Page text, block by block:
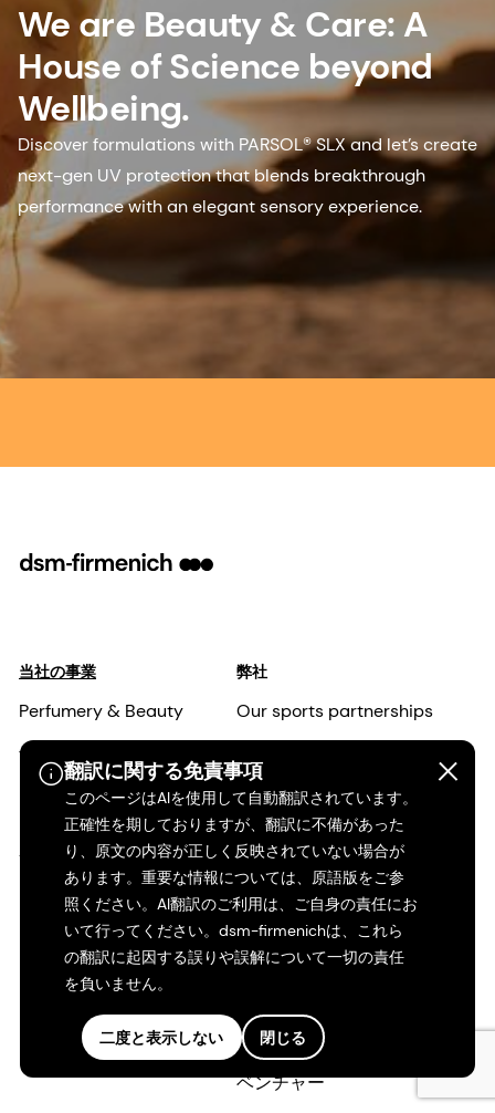
We are Beauty & Care: A
House of Science beyond
Wellbeing.
Discover formulations with PARSOL® SLX and let’s create
next-gen UV protection that blends breakthrough
performance with an elegant sensory experience.
翻訳に関する免責事項
このページはAIを使用して自動翻訳されています。
正確性を期しておりますが、翻訳に不備があった
り、原文の内容が正しく反映されていない場合が
あります。重要な情報については、原語版をご参
照ください。AI翻訳のご利用は、ご自身の責任にお
いて行ってください。dsm-firmenichは、これら
の翻訳に起因する誤りや誤解について一切の責任
を負いません。
二度と表示しない 閉じる
当社の事業
Perfumery & Beauty
Taste, Texture & Health
Health, Nutrition & Care
Animal Nutrition &
Health
弊社
Our sports partnerships
私たちの目的と価値観
当社の経営陣
責任ある事業
当社の事業
科学と研究
当社の拠点
ベンチャー